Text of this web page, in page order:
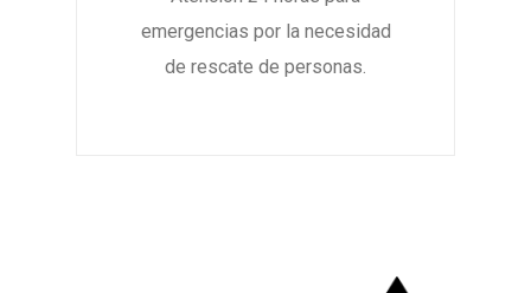
emergencias por la necesidad
de rescate de personas.